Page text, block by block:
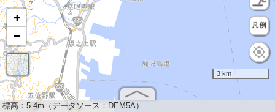
+
−
3 km
標高： 5.4m（データソース：DEM5A）